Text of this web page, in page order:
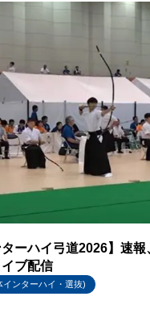
ターハイ弓道2026】速
ブ配信
ンターハイ・選抜)